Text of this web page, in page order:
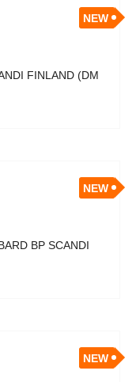
NEW
FINLAND (DM
NEW
BP SCANDI
NEW